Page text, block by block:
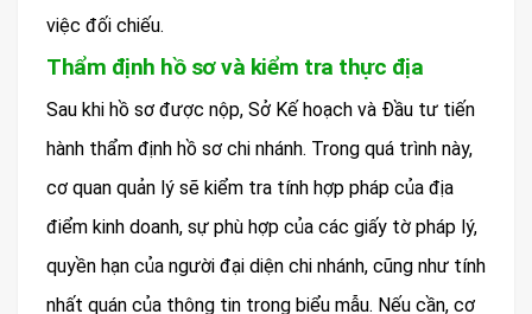
việc đối chiếu.
Thẩm định hồ sơ và kiểm tra thực địa
Sau khi hồ sơ được nộp, Sở Kế hoạch và Đầu tư tiến
hành thẩm định hồ sơ chi nhánh. Trong quá trình này,
cơ quan quản lý sẽ kiểm tra tính hợp pháp của địa
điểm kinh doanh, sự phù hợp của các giấy tờ pháp lý,
quyền hạn của người đại diện chi nhánh, cũng như tính
nhất quán của thông tin trong biểu mẫu. Nếu cần, cơ